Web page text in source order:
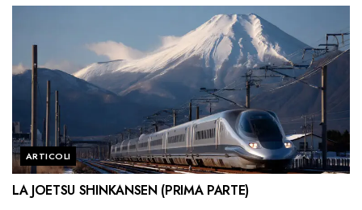
ARTICOLI
LA JOETSU SHINKANSEN (PRIMA PARTE)